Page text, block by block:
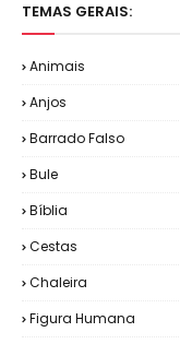
TEMAS GERAIS:
Animais
Anjos
Barrado Falso
Bule
Bíblia
Cestas
Chaleira
Figura Humana